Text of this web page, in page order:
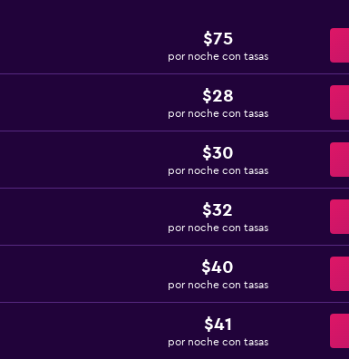
$75
por noche con tasas
$28
por noche con tasas
$30
por noche con tasas
$32
por noche con tasas
$40
por noche con tasas
$41
por noche con tasas